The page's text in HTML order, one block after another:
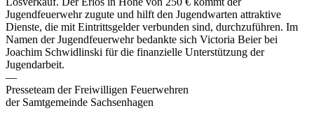
Jugendfeuerwehr zugute und hilft den Jugendwarten attraktive
Dienste, die mit Eintrittsgelder verbunden sind, durchzuführen. Im
Namen der Jugendfeuerwehr bedankte sich Victoria Beier bei
Joachim Schwidlinski für die finanzielle Unterstützung der
Jugendarbeit.
—
Presseteam der Freiwilligen Feuerwehren
der Samtgemeinde Sachsenhagen